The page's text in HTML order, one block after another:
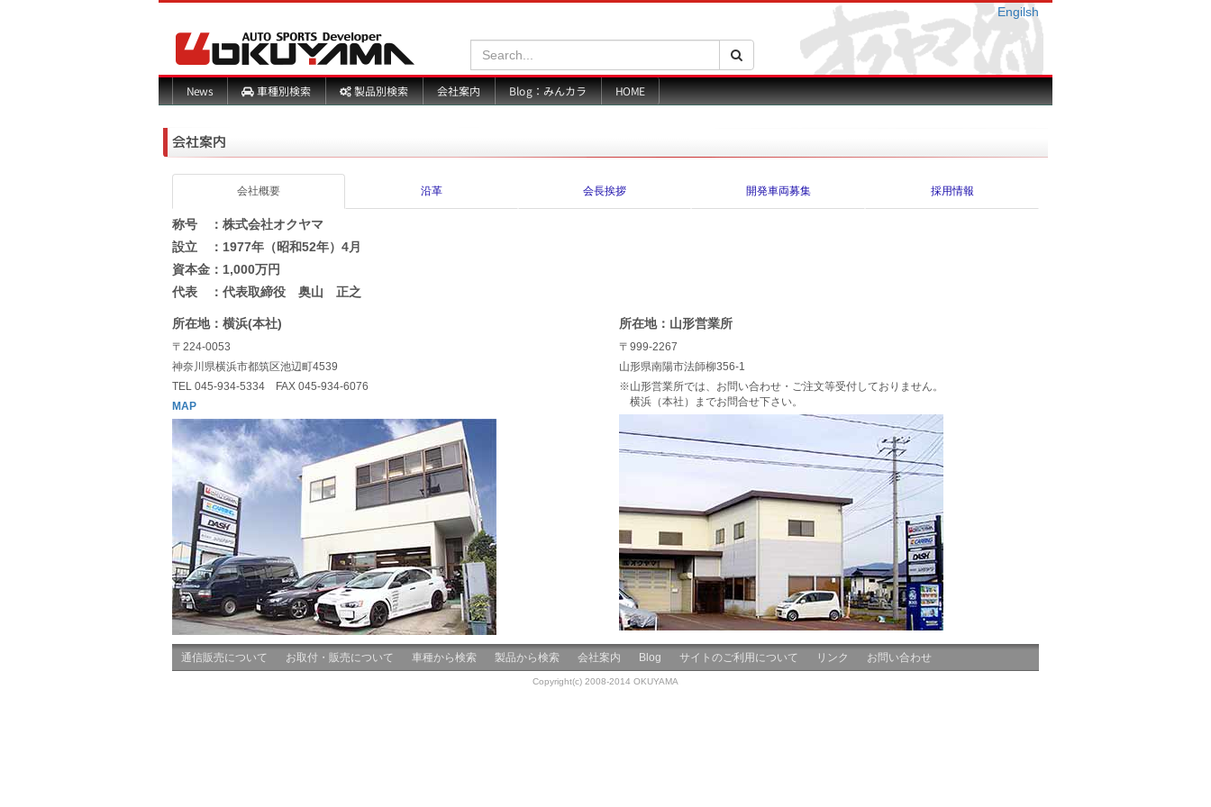
Engilsh
Search:
News 車種別検索 製品別検索 会社案内 Blog：みんカラ HOME
会社案内
会社概要 沿革 会長挨拶 開発車両募集 採用情報
称号 ：株式会社オクヤマ
設立 ：1977年（昭和52年）4月
資本金：1,000万円
代表 ：代表取締役 奥山 正之
所在地：横浜(本社)
〒224-0053
神奈川県横浜市都筑区池辺町4539
TEL 045-934-5334 FAX 045-934-6076
MAP
所在地：山形営業所
〒999-2267
山形県南陽市法師柳356-1
※山形営業所では、お問い合わせ・ご注文等受付しておりません。
横浜（本社）までお問合せ下さい。
通信販売について お取付・販売について 車種から検索 製品から検索 会社案内 Blog サイトのご利用について リンク お問い合わせ
Copyright(c) 2008-2014 OKUYAMA